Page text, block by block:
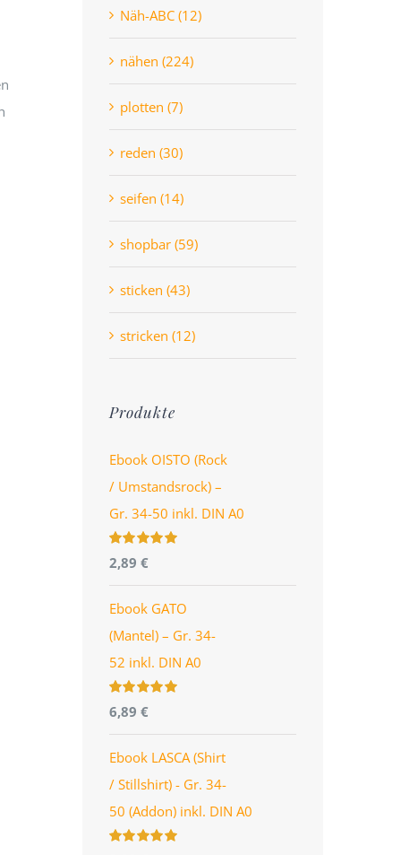
Näh-ABC (12)
nähen (224)
plotten (7)
reden (30)
seifen (14)
shopbar (59)
sticken (43)
stricken (12)
Produkte
Ebook OISTO (Rock
/ Umstandsrock) –
Gr. 34-50 inkl. DIN A0
Bewertet
mit4.96
5
2,89 €
Ebook GATO
(Mantel) – Gr. 34-
52 inkl. DIN A0
Bewertet
mit5.00
5
6,89 €
Ebook LASCA (Shirt
/ Stillshirt) - Gr. 34-
50 (Addon) inkl. DIN A0